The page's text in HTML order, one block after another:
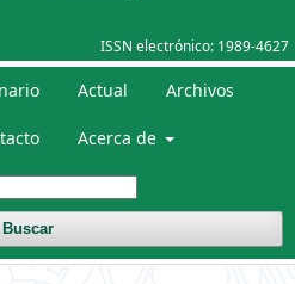
ISSN electrónico: 1989-4627
Actual Archivos
Acerca de
Buscar